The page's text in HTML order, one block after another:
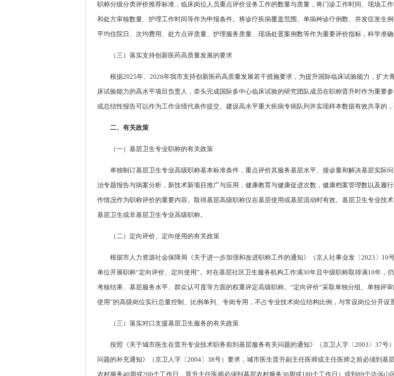
职称分级分类评价推荐标准，临床岗位人员重点评价业务工作的数量与质量，将门诊工作时间、现场工
和处方审核数量、护理工作时间等作为申报条件。将诊疗疾病覆盖范围、单病种诊疗例数、并发症发生
平均住院日、次均费用、处方点评质量、护理服务质量、现场处置案例数等作为重要评价指标，科学准
（三）落实支持创新医药高质量发展的要求
根据2025年、2026年我市支持创新医药高质量发展若干措施要求，为提升国际临床试验能力，扩
床试验能力的高水平项目负责人，牵头完成国际多中心临床试验的研究团队成员在职称晋升时作为重要
或总结性报告可以作为工作业绩代表作提交。建设高水平重大疾病专病队列并实现样本数据有效共享的
二、有关政策
（一）基层卫生专业职称的有关政策
单独制订基层卫生专业高级职称基本标准条件，重点评价其服务基层水平、接诊量和解决基层实际
治专题报告与病案分析，新技术新项目推广与应用，健康教育与健康促进次数，健康档案管理数以及履
作情况作为职称评价的重要内容。取得基层高级职称仅在基层使用或基层流动时有效。基层卫生专业技
基层卫生或非基层卫生专业高级职称。
（二）定向评价、定向使用的有关政策
根据市人力资源社会保障局《关于进一步加强和改进职称工作的通知》（京人社事业发〔2023〕10
单位开展职称“定向评价、定向使用”。对在基层社区卫生服务机构工作满30年且中级职称取得满10年，
考核结果、基层服务水平、群众认可度等方面的权重评定高级职称。“定向评价”采取单独分组、单独评
使用”的高级岗位实行总量控制、比例单列、专岗专用，不占专业技术岗位结构比例，与常设岗位分开设
（三）落实对口支援基层卫生服务的有关政策
按照《关于城市医生在晋升专业技术职务前到基层服务有关问题的通知》（京卫人字〔2003〕37号
问题的补充通知》（京卫人字〔2004〕38号）要求，城市医生晋升副主任医师或主任医师之前必须到
农村服务40周或200个工作日，晋升主任医师必须到基层农村服务36周或180个工作日）或到89个边远山